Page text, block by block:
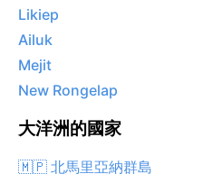
Likiep
Ailuk
Mejit
New Rongelap
大洋洲的國家
🇲🇵 北馬里亞納群島